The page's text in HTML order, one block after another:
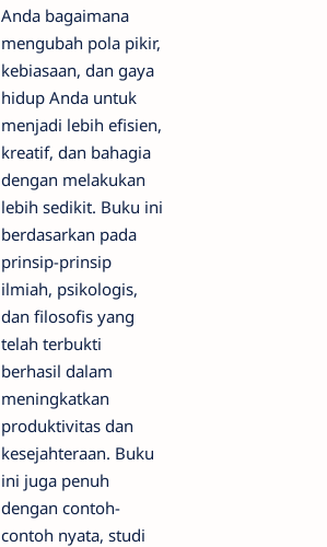
Anda bagaimana
mengubah pola pikir,
kebiasaan, dan gaya
hidup Anda untuk
menjadi lebih efisien,
kreatif, dan bahagia
dengan melakukan
lebih sedikit. Buku ini
berdasarkan pada
prinsip-prinsip
ilmiah, psikologis,
dan filosofis yang
telah terbukti
berhasil dalam
meningkatkan
produktivitas dan
kesejahteraan. Buku
ini juga penuh
dengan contoh-
contoh nyata, studi